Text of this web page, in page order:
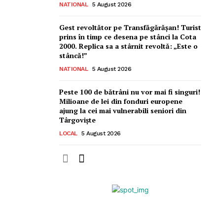
NATIONAL 5 August 2026
Gest revoltător pe Transfăgărășan! Turist
prins în timp ce desena pe stânci la Cota
2000. Replica sa a stârnit revoltă: „Este o
stâncă!”
NATIONAL 5 August 2026
Peste 100 de bătrâni nu vor mai fi singuri!
Milioane de lei din fonduri europene
ajung la cei mai vulnerabili seniori din
Târgoviște
LOCAL 5 August 2026